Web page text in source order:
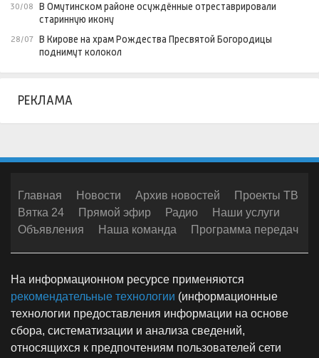
30/08
В Омутинском районе осуждённые отреставрировали
старинную икону
28/07 В Кирове на храм Рождества Пресвятой Богородицы
поднимут колокол
РЕКЛАМА
Главная Новости Архив новостей
Проекты ТВ
Вятка 24
Прямой эфир Радио
Наши услуги
Объявления
Наша команда Программа передач
На информационном ресурсе применяются
рекомендательные технологии (информационные
технологии предоставления информации на основе
сбора, систематизации и анализа сведений,
относящихся к предпочтениям пользователей сети